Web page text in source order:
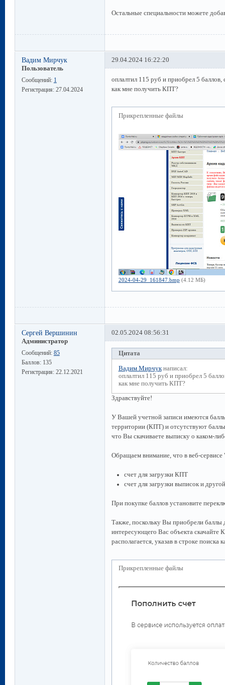
Остальные специальности можете
Вадим Мирчук
Пользователь
Сообщений: 1
Регистрация: 27.04.2024
29.04.2024 16:22:20
оплалтил 115 руб и приобрел 5 баллов,
как мне получить КПТ?
Прикрепленные файлы
2024-04-29_161847.bmp (4.12 МБ)
Сергей Вершинин
Администратор
Сообщений: 85
Баллов: 135
Регистрация: 22.12.2021
02.05.2024 08:56:31
Цитата
Вадим Мирчукнаписал:
оплалтил 115 руб и приобрел 5
как мне получить КПТ?
Здравствуйте!
У Вашей учетной записи имеются
территории (КПТ) и отсутствуют
что Вы скачиваете выписку о каком-
Обращаем внимание, что в веб-
счет для загрузки КПТ
счет для загрузки выписок и
При покупке баллов установите
Также, поскольку Вы приобрели баллы
интересующего Вас объекта скачайте
располагается, указав в строке поиска
Прикрепленные файлы